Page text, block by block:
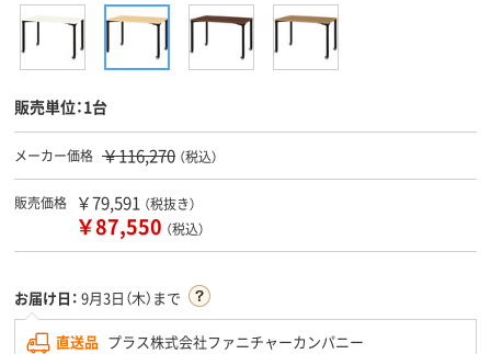
販売単位：1台
メーカー価格 ￥116,270 （税込）
販売価格 ￥79,591 （税抜き）
￥87,550 （税込）
お届け日： 9月3日（木）まで
直送品 プラス株式会社ファニチャーカンパニー